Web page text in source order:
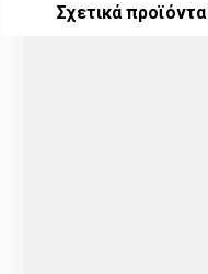
Σχετικά προϊόντα